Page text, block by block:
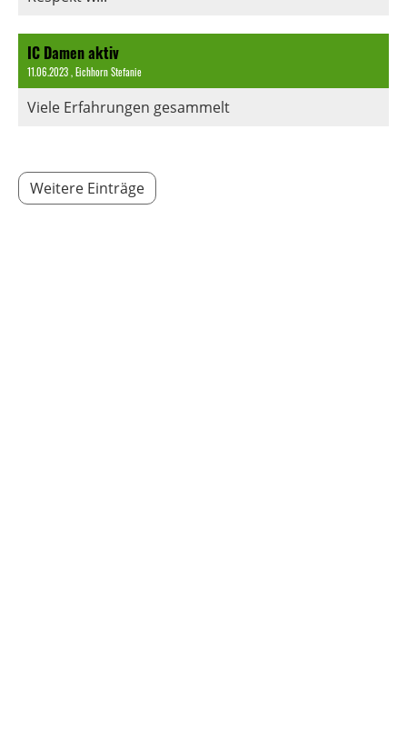
IC Damen aktiv
11.06.2023, Eichhorn Stefanie
Viele Erfahrungen gesammelt
Weitere Einträge